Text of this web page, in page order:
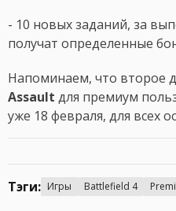
- 10 новых заданий, за
получат определенные
Напоминаем, что второе
Assault для премиум
уже 18 февраля, для всех
Тэги: Игры Battlefield 4